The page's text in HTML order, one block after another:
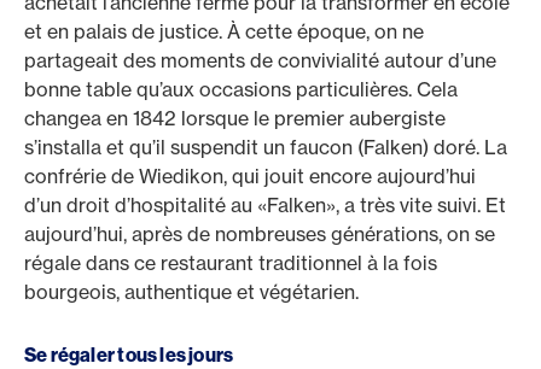
et en palais de justice. À cette époque, on ne
partageait des moments de convivialité autour d’une
bonne table qu’aux occasions particulières. Cela
changea en 1842 lorsque le premier aubergiste
s’installa et qu’il suspendit un faucon (Falken) doré. La
confrérie de Wiedikon, qui jouit encore aujourd’hui
d’un droit d’hospitalité au «Falken», a très vite suivi. Et
aujourd’hui, après de nombreuses générations, on se
régale dans ce restaurant traditionnel à la fois
bourgeois, authentique et végétarien.
Se régaler tous les jours